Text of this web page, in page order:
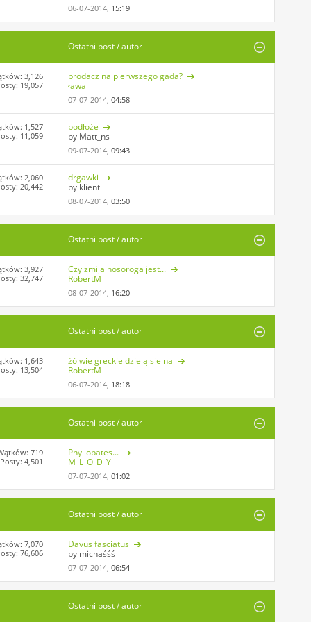
06-07-2014, 15:19
Ostatni post / autor
3,126
19,057
brodacz na pierwszego gada?
ława
07-07-2014,04:58
1,527
11,059
podłoże
by Matt_ns
09-07-2014,09:43
2,060
20,442
drgawki
by klient
08-07-2014,03:50
Ostatni post / autor
3,927
32,747
Czy zmija nosoroga jest...
RobertM
08-07-2014, 16:20
Ostatni post / autor
1,643
13,504
żólwie greckie dzielą sie na
RobertM
06-07-2014, 18:18
Ostatni post / autor
719
Posty: 4,501
Phyllobates...
M_L_O_D_Y
07-07-2014,01:02
Ostatni post / autor
7,070
76,606
Davus fasciatus
by michaśśś
07-07-2014,06:54
Ostatni post / autor